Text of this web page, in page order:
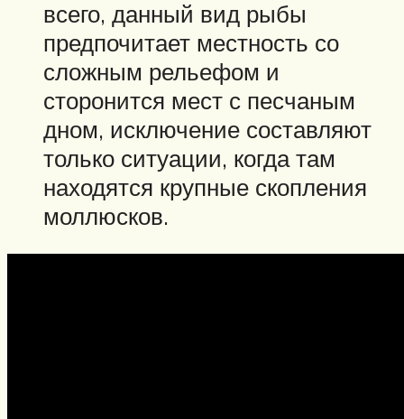
всего, данный вид рыбы
предпочитает местность со
сложным рельефом и
сторонится мест с песчаным
дном, исключение составляют
только ситуации, когда там
находятся крупные скопления
моллюсков.